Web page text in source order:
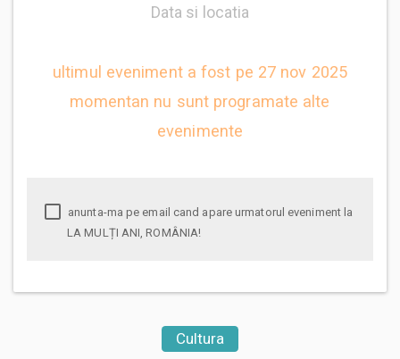
Data si locatia
ultimul eveniment a fost pe 27 nov 2025
momentan nu sunt programate alte
evenimente
LA MULȚI ANI, ROMÂNIA!
Cultura